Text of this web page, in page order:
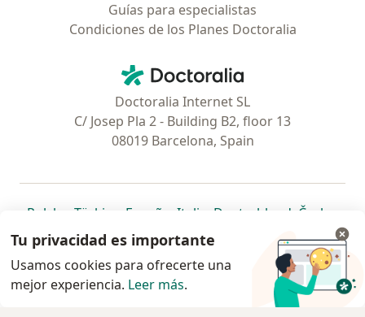
Guías para especialistas
Condiciones de los Planes Doctoralia
Doctoralia - Página de inicio
Doctoralia Internet SL
C/ Josep Pla 2 - Building B2, floor 13
08019 Barcelona, Spain
Polska se abre en una nueva pestaña
Türkiye se abre en una nueva pestaña
España se abre en una nueva pestaña
Italia se abre en una nueva
Deutschlandse abre en
Česko
Portugal
se abre en una nueva pestaña
México se abre en una nueva pestaña
Chile se abre en una nueva pestaña
Brasil se abre en una nueva
se abre en
se
se abre en una nueva
www.doctoralia.pe © 2026 - Encuentra tu
Tu privacidad es importante
Usamos cookies para ofrecerte una
mejor experiencia. Leer más.